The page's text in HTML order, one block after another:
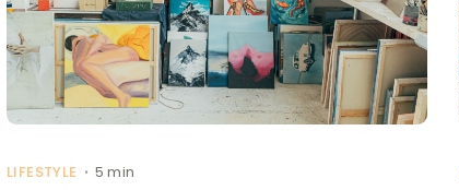
LIFESTYLE • 5 min